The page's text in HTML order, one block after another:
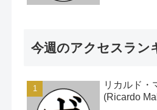
今週のアクセスラン
リカルド・
(Ricardo